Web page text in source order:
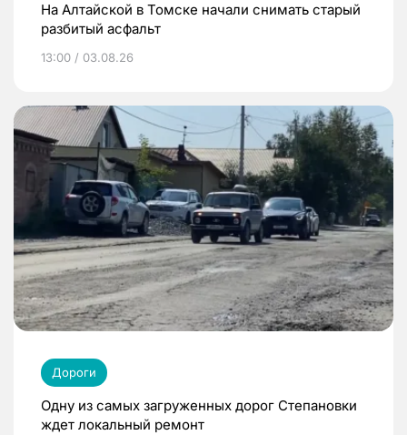
На Алтайской в Томске начали снимать старый
разбитый асфальт
13:00 / 03.08.26
Дороги
Одну из самых загруженных дорог Степановки
ждет локальный ремонт